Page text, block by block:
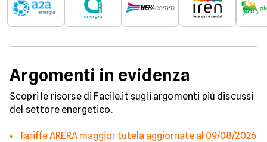
Argomenti in evidenza
Scopri le risorse di Facile.it sugli argomenti più discussi
del settore energetico.
Tariffe ARERA maggior tutela aggiornate al 09/08/2026